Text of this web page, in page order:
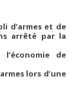
d’armes et de
arrêté par la
de
lors d’une